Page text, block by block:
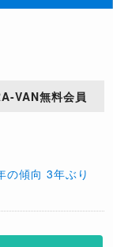
VAN無料会員
の傾向 3年ぶり